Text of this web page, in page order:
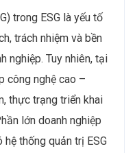
trong ESG là yếu tố
trách nhiệm và bền
nghiệp. Tuy nhiên, tại
công nghệ cao –
thực trạng triển khai
lớn doanh nghiệp
thống quản trị ESG